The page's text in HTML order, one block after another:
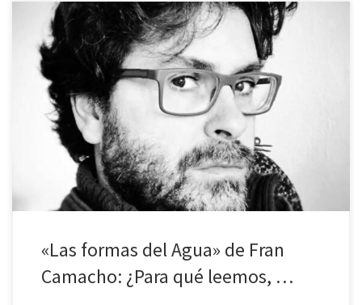
Las formas del agua es un libro que reúne catorce relatos cortos.
Ya desde aquí encontramos una diferencia importante, porque —
en mi humilde opinión— es en el relato breve donde un autor
realmente se consagra o fracasa.
«Las formas del Agua» de Fran
Camacho: ¿Para qué leemos, …